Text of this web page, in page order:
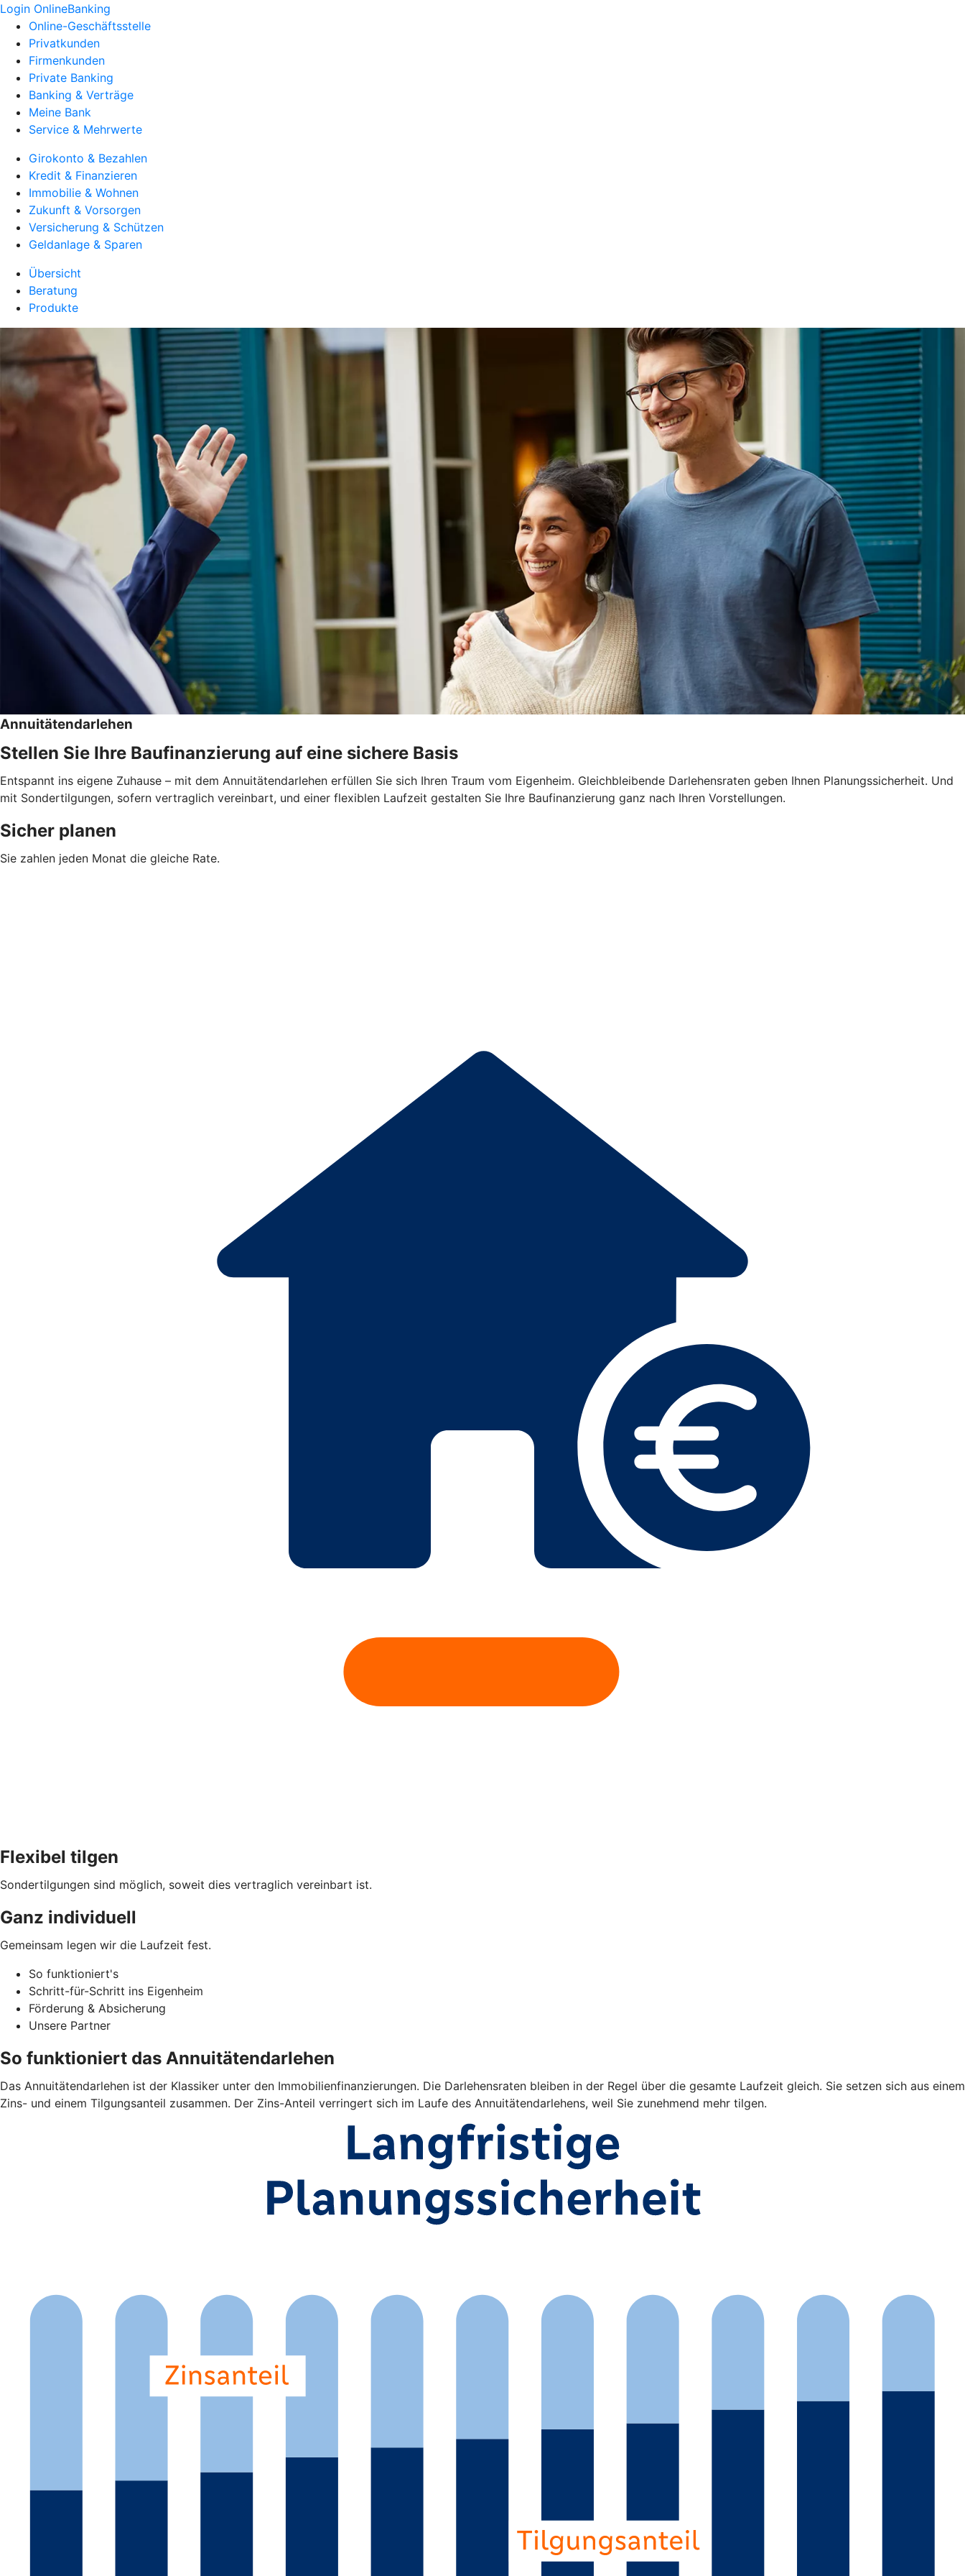
Login OnlineBanking
Online-Geschäftsstelle
Privatkunden
Firmenkunden
Private Banking
Banking & Verträge
Meine Bank
Service & Mehrwerte
Girokonto & Bezahlen
Kredit & Finanzieren
Immobilie & Wohnen
Zukunft & Vorsorgen
Versicherung & Schützen
Geldanlage & Sparen
Übersicht
Beratung
Produkte
Annuitätendarlehen
Stellen Sie Ihre Baufinanzierung auf eine sichere Basis
Entspannt ins eigene Zuhause – mit dem Annuitätendarlehen erfüllen Sie sich Ihren Traum vom Eigenheim. Gleichbleibende Darlehensraten geben Ihnen Planungssicherheit. Und
mit Sondertilgungen, sofern vertraglich vereinbart, und einer flexiblen Laufzeit gestalten Sie Ihre Baufinanzierung ganz nach Ihren Vorstellungen.
Sicher planen
Sie zahlen jeden Monat die gleiche Rate.
Flexibel tilgen
Sondertilgungen sind möglich, soweit dies vertraglich vereinbart ist.
Ganz individuell
Gemeinsam legen wir die Laufzeit fest.
So funktioniert's
Schritt-für-Schritt ins Eigenheim
Förderung & Absicherung
Unsere Partner
So funktioniert das Annuitätendarlehen
Das Annuitätendarlehen ist der Klassiker unter den Immobilienfinanzierungen. Die Darlehensraten bleiben in der Regel über die gesamte Laufzeit gleich. Sie setzen sich aus einem
Zins- und einem Tilgungsanteil zusammen. Der Zins-Anteil verringert sich im Laufe des Annuitätendarlehens, weil Sie zunehmend mehr tilgen.